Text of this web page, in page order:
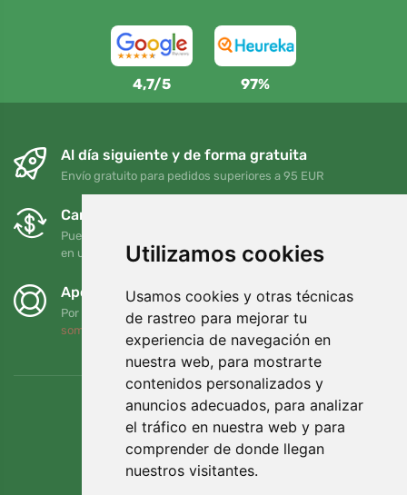
Utilizamos cookies
Usamos cookies y otras técnicas
de rastreo para mejorar tu
experiencia de navegación en
nuestra web, para mostrarte
contenidos personalizados y
anuncios adecuados, para analizar
el tráfico en nuestra web y para
comprender de donde llegan
nuestros visitantes.
4,7/5 97%
Al día siguiente y de forma gratuita
Envío gratuito para pedidos superiores a 95 EUR
Cambios y devoluciones gratuitos
Puede devolver o cambiar su pedido en cualquier momento
en un plazo de 90 días
Apoyamos a Trees.org
Por cada pedido plantamos un árbol. Leer más
somos